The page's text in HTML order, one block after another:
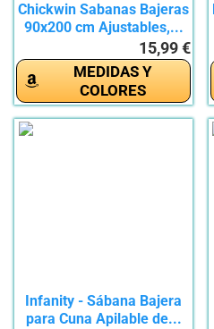
Chickwin Sabanas Bajeras
90x200 cm Ajustables,...
15,99 €
MEDIDAS Y
COLORES
Infanity - Sábana Bajera
para Cuna Apilable de...